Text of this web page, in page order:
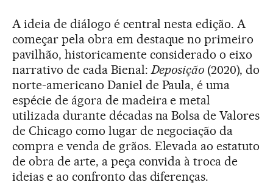
A ideia de diálogo é central nesta edição. A
começar pela obra em destaque no primeiro
pavilhão, historicamente considerado o eixo
narrativo de cada Bienal:Deposição (2020), do
norte-americano Daniel de Paula, é uma
espécie de ágora de madeira e metal
utilizada durante décadas na Bolsa de Valores
de Chicago como lugar de negociação da
compra e venda de grãos. Elevada ao estatuto
de obra de arte, a peça convida à troca de
ideias e ao confronto das diferenças.